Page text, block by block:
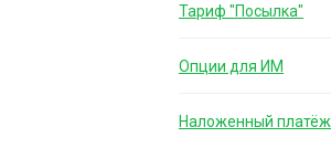
Тариф "Посылка"
Опции для ИМ
Наложенный платёж